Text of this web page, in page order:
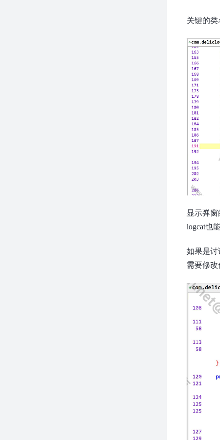
关键的
显示弹
logcat也
如果是讨
需要修改